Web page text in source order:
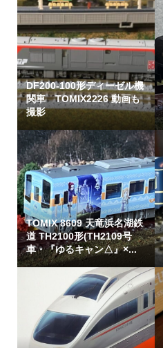
DF200-100形ディーゼル機
関車 TOMIX2226 動画も
撮影
TOMIX 8609 天竜浜名湖鉄
道 TH2100形(TH2109号
車・『ゆるキャン△』×...